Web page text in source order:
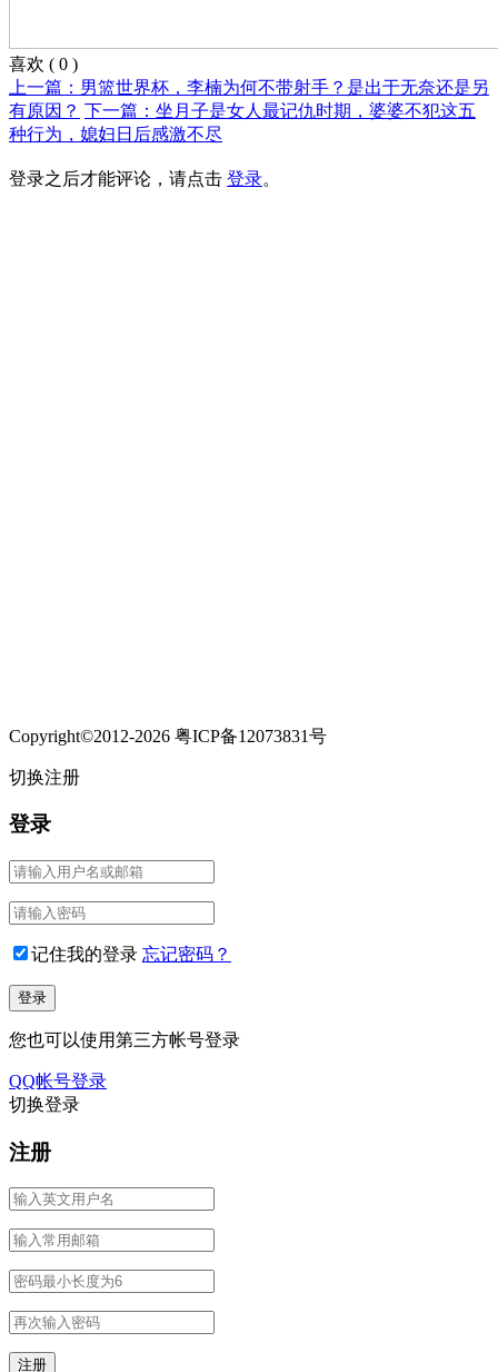
喜欢 ( 0 )
上一篇：男篮世界杯，李楠为何不带射手？是出于无奈还是另
有原因？ 下一篇：坐月子是女人最记仇时期，婆婆不犯这五
种行为，媳妇日后感激不尽
登录之后才能评论，请点击 登录。
Copyright©2012-2026 粤ICP备12073831号
切换注册
登录
记住我的登录 忘记密码？
您也可以使用第三方帐号登录
QQ帐号登录
切换登录
注册